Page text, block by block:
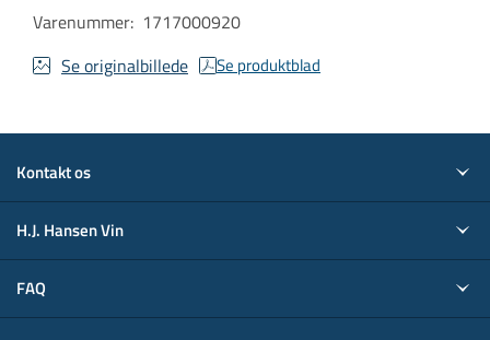
Varenummer: 1717000920
Se originalbillede
Se produktblad
Kontakt os
H.J. Hansen Vin
FAQ